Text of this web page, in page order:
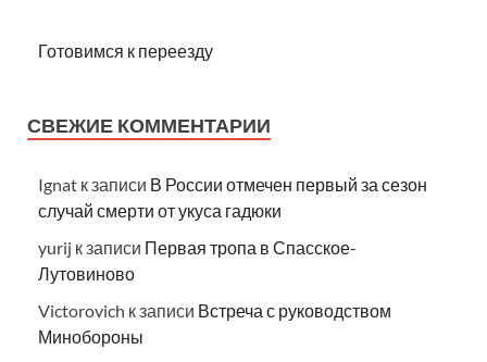
Готовимся к переезду
СВЕЖИЕ КОММЕНТАРИИ
Ignat к записи В России отмечен первый за сезон
случай смерти от укуса гадюки
yurij к записи Первая тропа в Спасское-
Лутовиново
Victorovich к записи Встреча с руководством
Минобороны